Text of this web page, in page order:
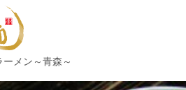
メン～青森～